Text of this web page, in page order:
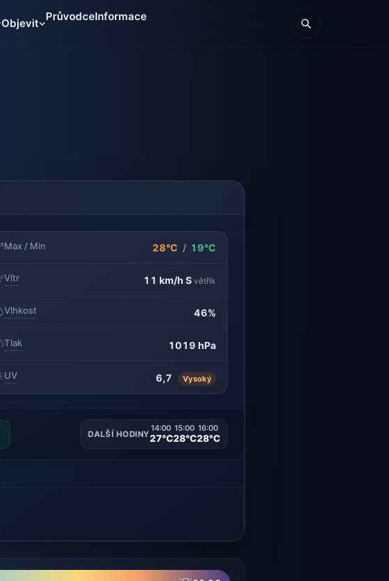
Objevit
PrůvodceInformace
Max / Min 28°C / 19°C
Vítr 11 km/h S větřík
Vlhkost 46%
Tlak 1019 hPa
UV 6,7 Vysoký
DALŠÍ HODINY
14:00
27°C
15:00
28°C
16:00
28°C